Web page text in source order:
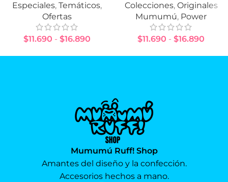
Especiales, Temáticos,
Ofertas
$11.690 - $16.890
Colecciones, Originales
Mumumú, Power
$11.690 - $16.890
Mumumú Ruff! Shop
Amantes del diseño y la confección.
Accesorios hechos a mano.